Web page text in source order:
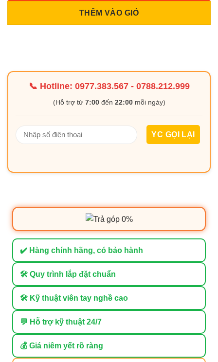
THÊM VÀO GIỎ
📞 Hotline: 0977.383.567- 0788.212.999
(Hỗ trợ từ 7:00đến 22:00mỗi ngày)
✔️ Hàng chính hãng, có bảo hành
🛠 Quy trình lắp đặt chuẩn
🛠 Kỹ thuật viên tay nghề cao
💬 Hỗ trợ kỹ thuật 24/7
💰 Giá niêm yết rõ ràng